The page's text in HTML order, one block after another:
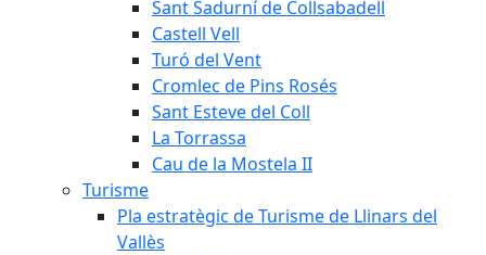
Sant Sadurní de Collsabadell
Castell Vell
Turó del Vent
Cromlec de Pins Rosés
Sant Esteve del Coll
La Torrassa
Cau de la Mostela II
Turisme
Pla estratègic de Turisme de Llinars del
Vallès